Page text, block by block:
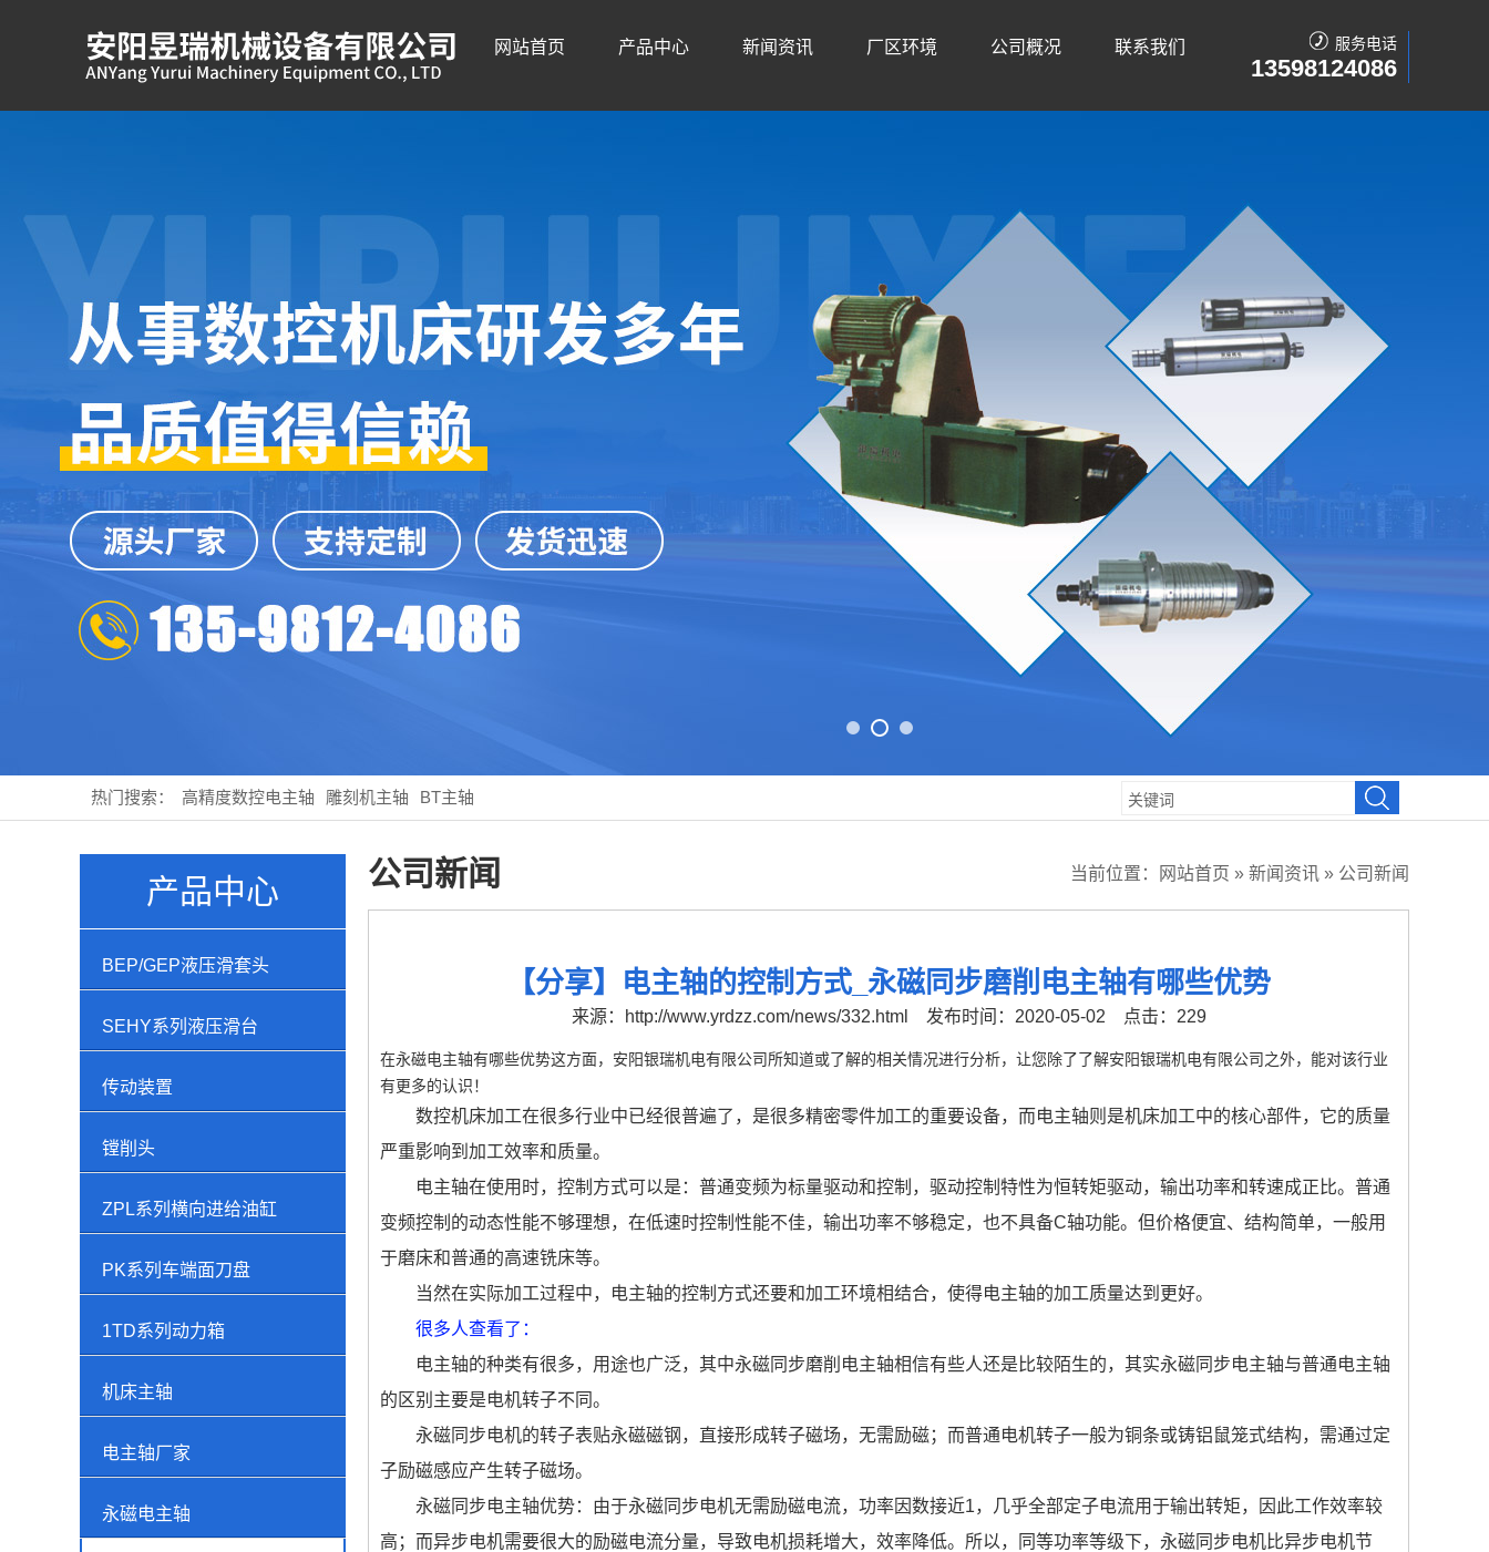
网站首页 产品中心 新闻资讯 厂区环境 公司概况 联系我们 服务电话
13598124086
热门搜索： 高精度数控电主轴 雕刻机主轴 BT主轴
产品中心
BEP/GEP液压滑套头
SEHY系列液压滑台
传动装置
镗削头
ZPL系列横向进给油缸
PK系列车端面刀盘
1TD系列动力箱
机床主轴
电主轴厂家
永磁电主轴
公司新闻 当前位置： 网站首页 » 新闻资讯 » 公司新闻
【分享】电主轴的控制方式_永磁同步磨削电主轴有哪些优势
来源： http://www.yrdzz.com/news/332.html 发布时间：2020-05-02 点击：229
在永磁电主轴有哪些优势这方面，安阳银瑞机电有限公司所知道或了解的相关情况进行分析，让您除了了解安阳银瑞机电有限公司之外，能对该行业
有更多的认识！
数控机床加工在很多行业中已经很普遍了，是很多精密零件加工的重要设备，而电主轴则是机床加工中的核心部件，它的质量
严重影响到加工效率和质量。
电主轴在使用时，控制方式可以是：普通变频为标量驱动和控制，驱动控制特性为恒转矩驱动，输出功率和转速成正比。普通
变频控制的动态性能不够理想，在低速时控制性能不佳，输出功率不够稳定，也不具备C轴功能。但价格便宜、结构简单，一般用
于磨床和普通的高速铣床等。
当然在实际加工过程中，电主轴的控制方式还要和加工环境相结合，使得电主轴的加工质量达到更好。
很多人查看了 ：
电主轴的种类有很多，用途也广泛，其中永磁同步磨削电主轴相信有些人还是比较陌生的，其实永磁同步电主轴与普通电主轴
的区别主要是电机转子不同。
永磁同步电机的转子表贴永磁磁钢，直接形成转子磁场，无需励磁；而普通电机转子一般为铜条或铸铝鼠笼式结构，需通过定
子励磁感应产生转子磁场。
永磁同步电主轴优势：由于永磁同步电机无需励磁电流，功率因数接近1，几乎全部定子电流用于输出转矩，因此工作效率较
高；而异步电机需要很大的励磁电流分量，导致电机损耗增大，效率降低。所以，同等功率等级下，永磁同步电机比异步电机节